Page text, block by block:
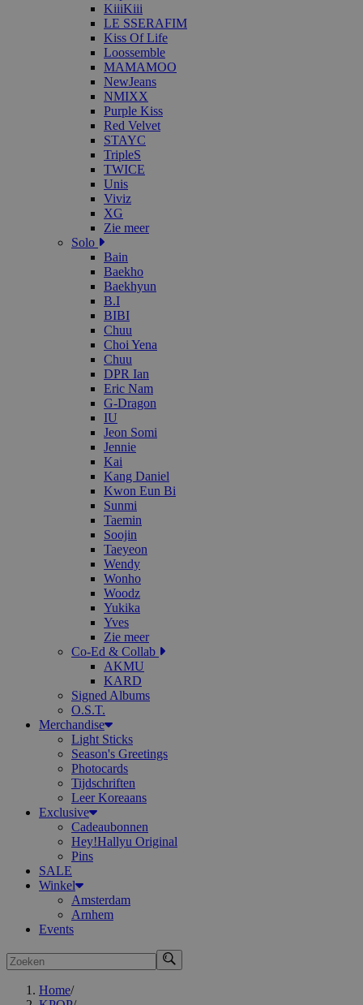
KiiiKiii
LE SSERAFIM
Kiss Of Life
Loossemble
MAMAMOO
NewJeans
NMIXX
Purple Kiss
Red Velvet
STAYC
TripleS
TWICE
Unis
Viviz
XG
Zie meer
Solo
Bain
Baekho
Baekhyun
B.I
BIBI
Chuu
Choi Yena
Chuu
DPR Ian
Eric Nam
G-Dragon
IU
Jeon Somi
Jennie
Kai
Kang Daniel
Kwon Eun Bi
Sunmi
Taemin
Soojin
Taeyeon
Wendy
Wonho
Woodz
Yukika
Yves
Zie meer
Co-Ed & Collab
AKMU
KARD
Signed Albums
O.S.T.
Merchandise
Light Sticks
Season's Greetings
Photocards
Tijdschriften
Leer Koreaans
Exclusive
Cadeaubonnen
Hey!Hallyu Original
Pins
SALE
Winkel
Amsterdam
Arnhem
Events
Zoeken
Home/